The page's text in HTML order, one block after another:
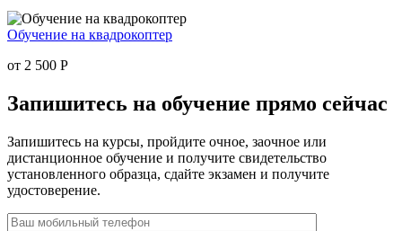
Обучение на квадрокоптер
от 2 500 Р
Запишитесь на обучение прямо сейчас
Запишитесь на курсы, пройдите очное, заочное или
дистанционное обучение и получите свидетельство
установленного образца, сдайте экзамен и получите
удостоверение.